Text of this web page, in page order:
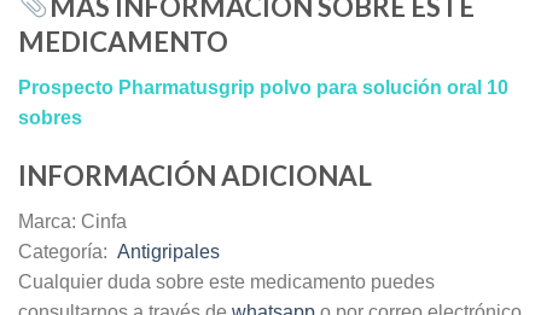
MEDICAMENTO
Prospecto Pharmatusgrip polvo para solución oral 10
sobres
INFORMACIÓN ADICIONAL
Marca: Cinfa
Categoría: Antigripales
Cualquier duda sobre este medicamento puedes